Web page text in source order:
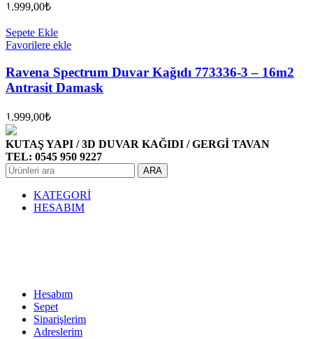
1.999,00₺
Sepete Ekle
Favorilere ekle
Ravena Spectrum Duvar Kağıdı 773336-3 – 16m2
Antrasit Damask
1.999,00₺
KUTAŞ YAPI / 3D DUVAR KAĞIDI / GERGİ TAVAN
TEL: 0545 950 9227
ARA
KATEGORİ
HESABIM
Hesabım
Sepet
Siparişlerim
Adreslerim